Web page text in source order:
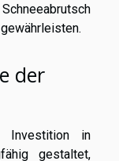
der
in
gestaltet,